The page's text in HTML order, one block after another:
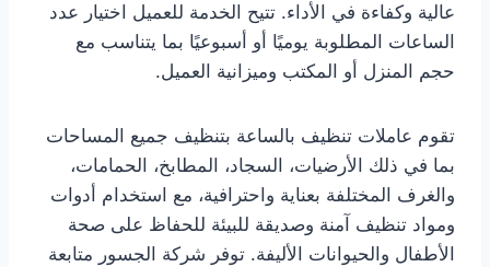
عالية وكفاءة في الأداء. تتيح الخدمة للعميل اختيار عدد
الساعات المطلوبة يوميًا أو أسبوعيًا بما يتناسب مع
حجم المنزل أو المكتب وميزانية العميل.
تقوم عاملات تنظيف بالساعة بتنظيف جميع المساحات
بما في ذلك الأرضيات، السجاد، المطابخ، الحمامات،
والغرف المختلفة بعناية واحترافية، مع استخدام أدوات
ومواد تنظيف آمنة وصديقة للبيئة للحفاظ على صحة
الأطفال والحيوانات الأليفة. توفر شركة الجسور متابعة